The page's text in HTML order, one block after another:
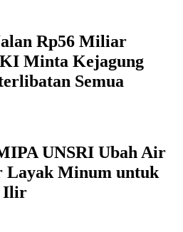
Rp56 Miliar
Minta Kejagung
Semua
UNSRI Ubah Air
Layak Minum untuk
Ilir